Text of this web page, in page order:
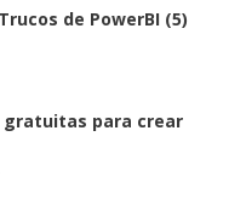
de PowerBI (5)
gratuitas para crear